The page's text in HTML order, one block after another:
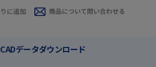
CADデータダウンロード